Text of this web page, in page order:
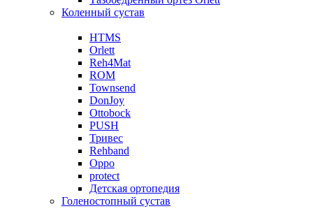
Коленный сустав
HTMS
Orlett
Reh4Mat
ROM
Townsend
DonJoy
Ottobock
PUSH
Тривес
Rehband
Oppo
protect
Детская ортопедия
Голеностопный сустав